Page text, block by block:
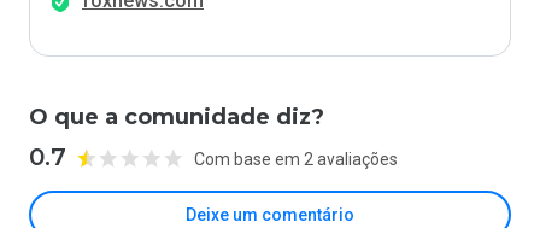
O que a comunidade diz?
0.7 Com base em 2 avaliações
Deixe um comentário